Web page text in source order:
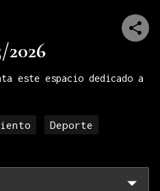
2026
este espacio dedicado a
Deporte